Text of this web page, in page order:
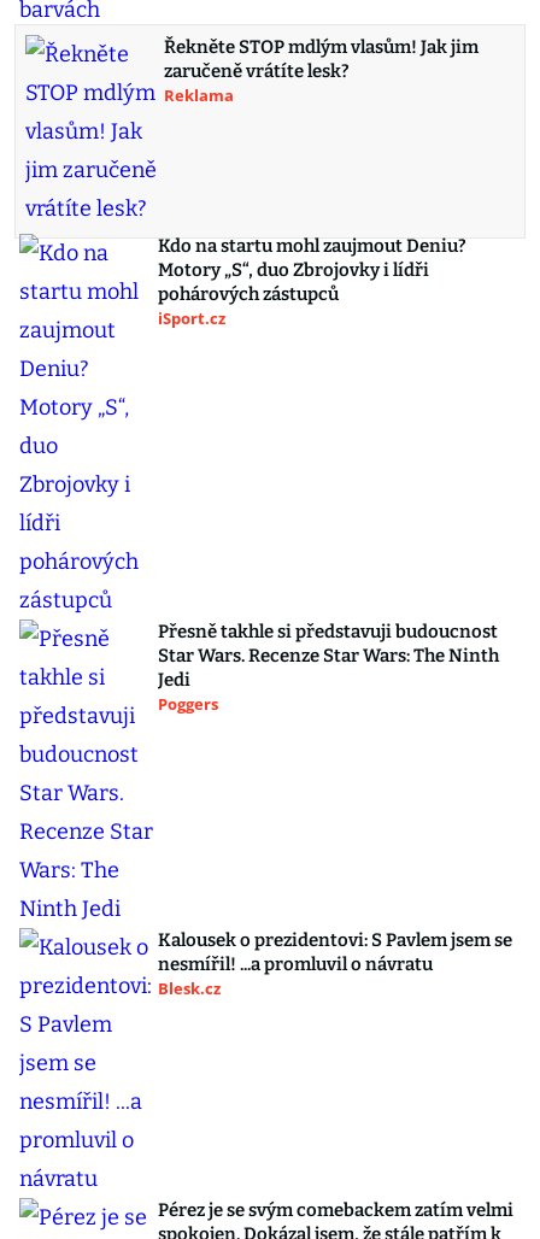
Řekněte STOP mdlým vlasům! Jak jim
zaručeně vrátíte lesk?
Reklama
Kdo na startu mohl zaujmout Deniu?
Motory „S“, duo Zbrojovky i lídři
pohárových zástupců
iSport.cz
Přesně takhle si představuji budoucnost
Star Wars. Recenze Star Wars: The Ninth
Jedi
Poggers
Kalousek o prezidentovi: S Pavlem jsem se
nesmířil! ...a promluvil o návratu
Blesk.cz
Pérez je se svým comebackem zatím velmi
spokojen. Dokázal jsem, že stále patřím k